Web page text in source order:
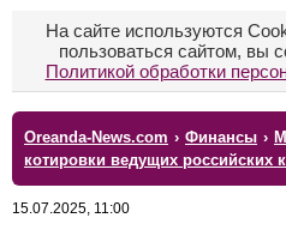
На сайте используются
пользоваться сайтом, вы
Политикой обработки
Oreanda-News.com › Финансы ›
котировки ведущих российских
15.07.2025, 11:00